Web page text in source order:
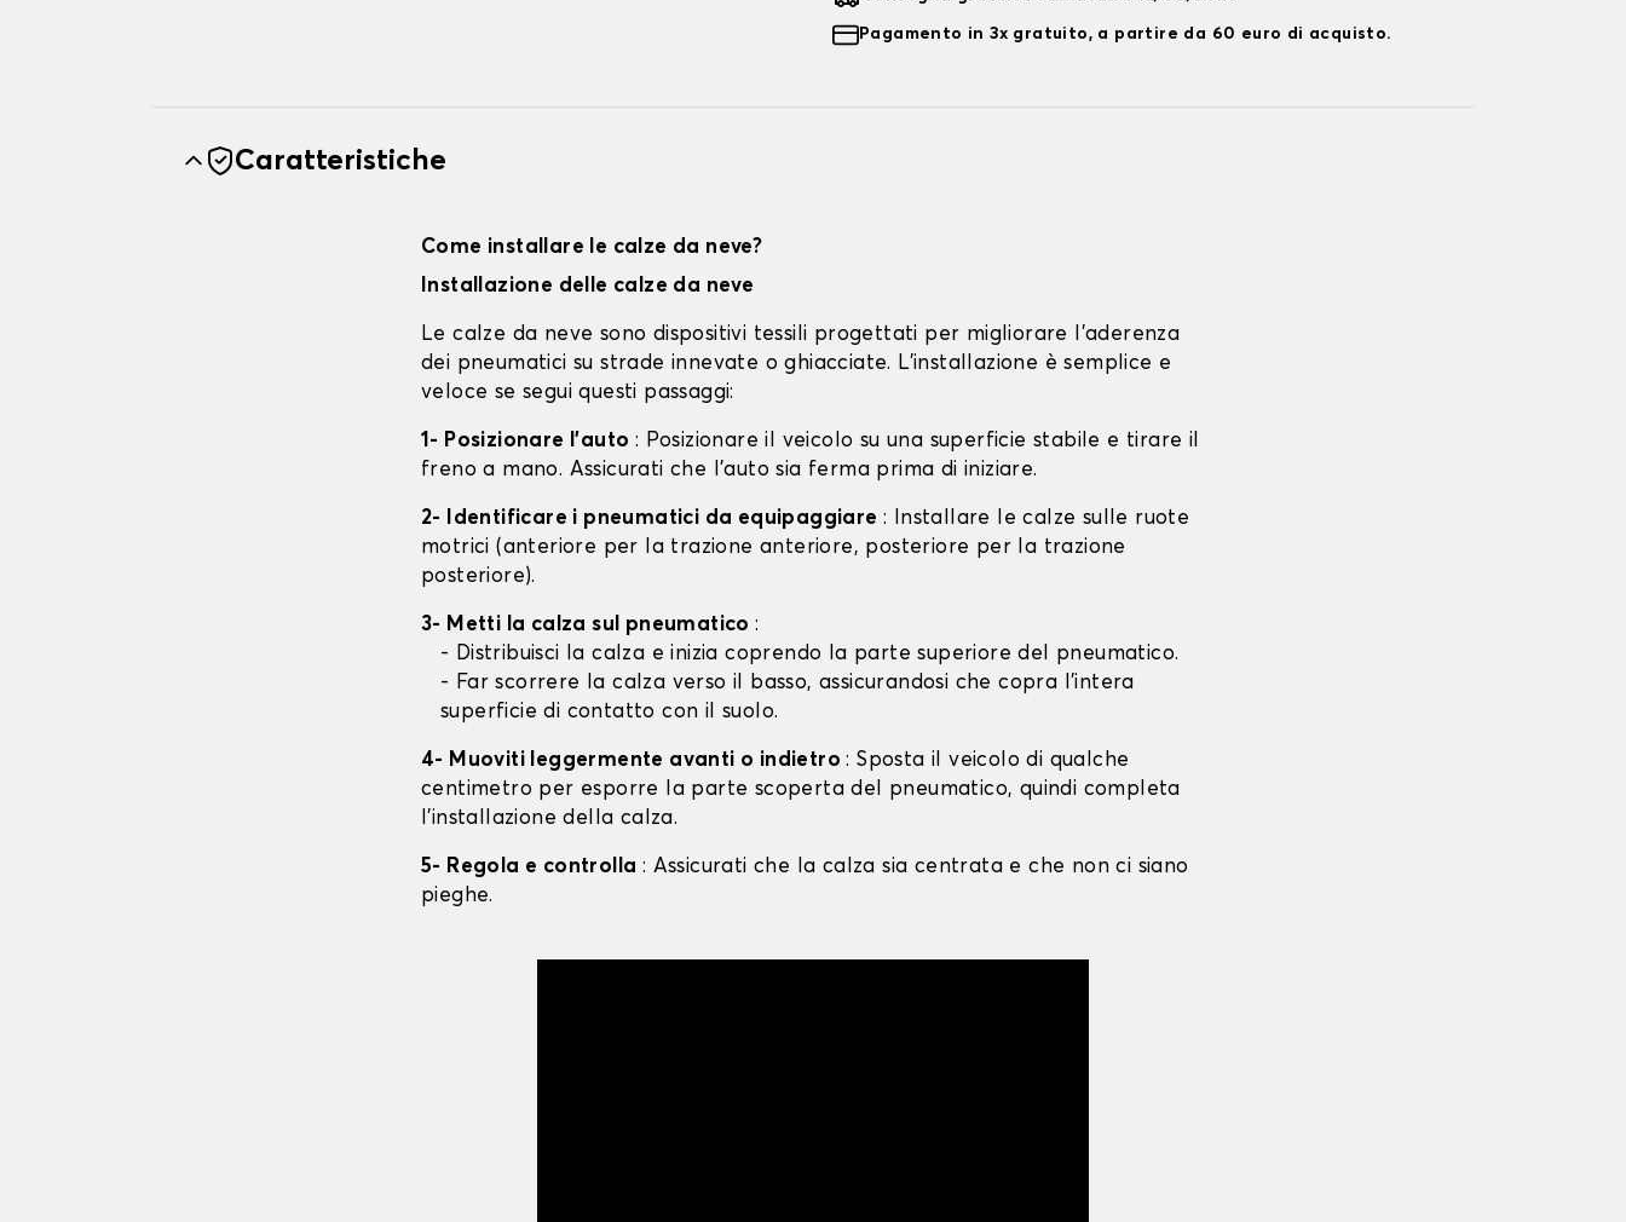
Pagamento in 3x gratuito, a partire da 60 euro di acquisto.
Caratteristiche
Come installare le calze da neve?
Installazione delle calze da neve
Le calze da neve sono dispositivi tessili progettati per migliorare l'aderenza
dei pneumatici su strade innevate o ghiacciate. L'installazione è semplice e
veloce se segui questi passaggi:
1- Posizionare l'auto : Posizionare il veicolo su una superficie stabile e tirare il
freno a mano. Assicurati che l'auto sia ferma prima di iniziare.
2- Identificare i pneumatici da equipaggiare : Installare le calze sulle ruote
motrici (anteriore per la trazione anteriore, posteriore per la trazione
posteriore).
3- Metti la calza sul pneumatico:
- Distribuisci la calza e inizia coprendo la parte superiore del pneumatico.
- Far scorrere la calza verso il basso, assicurandosi che copra l'intera
superficie di contatto con il suolo.
4- Muoviti leggermente avanti o indietro: Sposta il veicolo di qualche
centimetro per esporre la parte scoperta del pneumatico, quindi completa
l'installazione della calza.
5- Regola e controlla : Assicurati che la calza sia centrata e che non ci siano
pieghe.